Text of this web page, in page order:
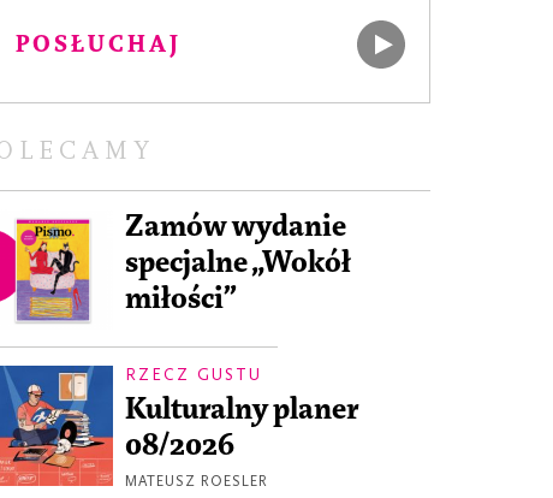
POSŁUCHAJ
Zamów wydanie
specjalne „Wokół
miłości”
RZECZ GUSTU
Kulturalny planer
08/2026
MATEUSZ ROESLER